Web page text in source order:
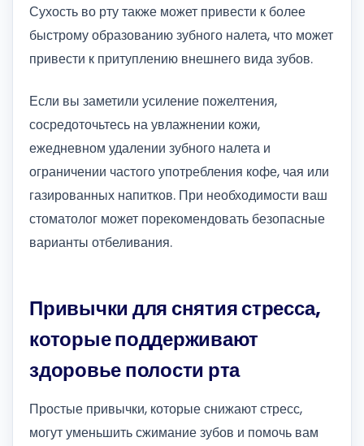
Сухость во рту также может привести к более
быстрому образованию зубного налета, что может
привести к притуплению внешнего вида зубов.
Если вы заметили усиление пожелтения,
сосредоточьтесь на увлажнении кожи,
ежедневном удалении зубного налета и
ограничении частого употребления кофе, чая или
газированных напитков. При необходимости ваш
стоматолог может порекомендовать безопасные
варианты отбеливания.
Привычки для снятия стресса,
которые поддерживают
здоровье полости рта
Простые привычки, которые снижают стресс,
могут уменьшить сжимание зубов и помочь вам